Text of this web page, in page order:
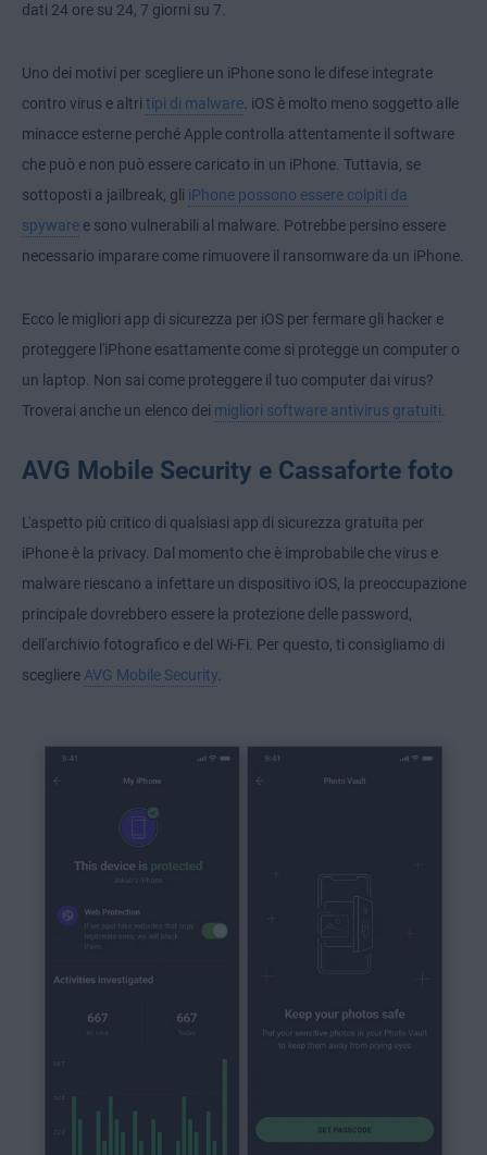
dati 24 ore su 24, 7 giorni su 7.
Uno dei motivi per scegliere un iPhone sono le difese integrate
contro virus e altri tipi di malware . iOS è molto meno soggetto alle
minacce esterne perché Apple controlla attentamente il software
che può e non può essere caricato in un iPhone. Tuttavia, se
sottoposti a jailbreak, gli iPhone possono essere colpiti da
spyware e sono vulnerabili al malware. Potrebbe persino essere
necessario imparare come rimuovere il ransomware da un iPhone
Ecco le migliori app di sicurezza per iOS per fermare gli hacker e
proteggere l'iPhone esattamente come si protegge un computer o
un laptop. Non sai come proteggere il tuo computer dai virus?
Troverai anche un elenco dei migliori software antivirus gratuiti
AVG Mobile Security e Cassaforte foto
L'aspetto più critico di qualsiasi app di sicurezza gratuita per
iPhone è la privacy. Dal momento che è improbabile che virus e
malware riescano a infettare un dispositivo iOS, la preoccupazione
principale dovrebbero essere la protezione delle password,
dell'archivio fotografico e del Wi-Fi. Per questo, ti consigliamo di
scegliere AVG Mobile Security